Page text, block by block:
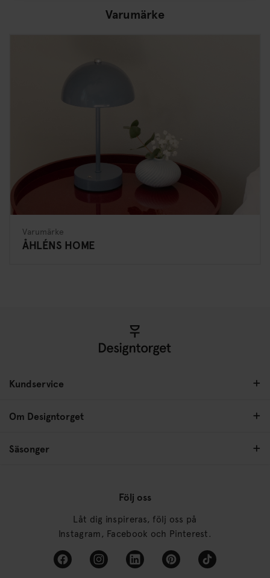
Varumärke
Varumärke
ÅHLÉNS HOME
Kundservice
Om Designtorget
Säsonger
Följ oss
Låt dig inspireras, följ oss på
Instagram, Facebook och Pinterest.